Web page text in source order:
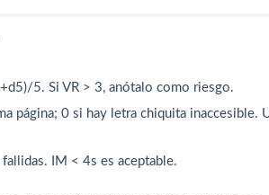
5. Si VR > 3, anótalo como riesgo.
página; 0 si hay letra chiquita inaccesible.
IM < 4s es aceptable.